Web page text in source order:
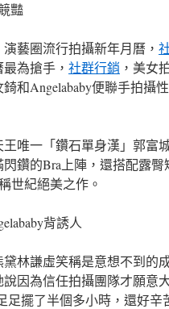
豔
藝圈流行拍攝新年月曆，
為搶手， 社群行銷 ，美女
和Angelababy便聯手拍攝
唯一「鑽石單身漢」郭富
鑽的Bra上陣，還搭配露
世紀絕美之作。
背誘人
林謙虛笑稱是意想不到的
因為信任拍攝團隊才願意
足擺了半個多小時，還好辛